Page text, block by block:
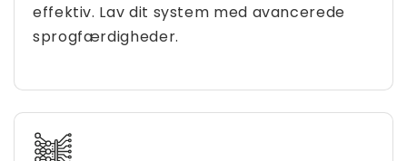
effektiv. Lav dit system med avancerede
sprogfærdigheder.